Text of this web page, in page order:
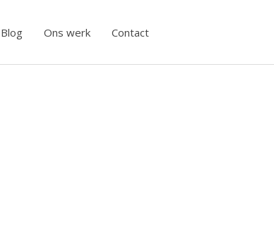
Blog Ons werk Contact